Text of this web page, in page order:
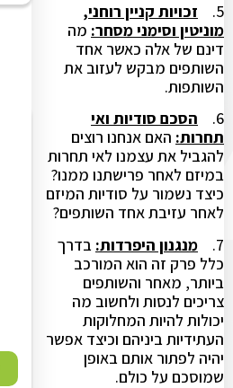
5.
זכויות קניין רוחני,
מוניטין וסימני מסחר:מה
דינם של אלה כאשר אחד
השותפים מבקש לעזוב את
השותפות.
6.
הסכם סודיות ואי
תחרות:האם אנחנו רוצים
להגביל את עצמנו לאי תחרות
במיזם לאחר פרישתנו ממנו?
כיצד נשמור על סודיות המיזם
לאחר עזיבת אחד השותפים?
7.
מנגנון היפרדות:בדרך
כלל פרק זה הוא המורכב
ביותר, מאחר והשותפים
צריכים לנסות ולחשוב מה
יכולות להיות המחלוקות
העתידיות ביניהם וכיצד אפשר
יהיה לפתור אותם באופן
שמוסכם על כולם.